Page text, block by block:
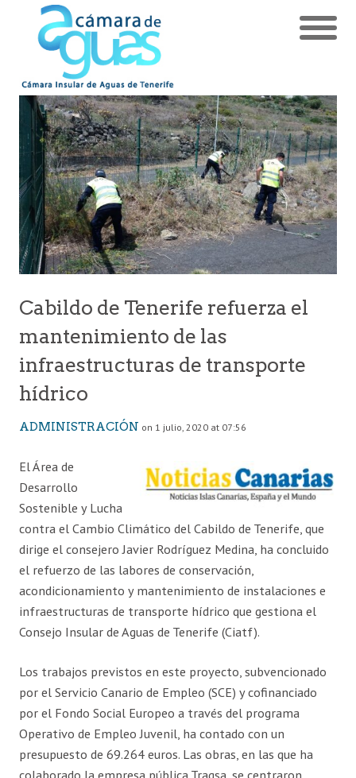
Cabildo de Tenerife refuerza el
mantenimiento de las
infraestructuras de transporte
hídrico
ADMINISTRACIÓN on 1 julio, 2020 at 07:56
El Área de
Desarrollo
Sostenible y Lucha
contra el Cambio Climático del Cabildo de Tenerife, que
dirige el consejero Javier Rodríguez Medina, ha concluido
el refuerzo de las labores de conservación,
acondicionamiento y mantenimiento de instalaciones e
infraestructuras de transporte hídrico que gestiona el
Consejo Insular de Aguas de Tenerife (Ciatf).
Los trabajos previstos en este proyecto, subvencionado
por el Servicio Canario de Empleo (SCE) y cofinanciado
por el Fondo Social Europeo a través del programa
Operativo de Empleo Juvenil, ha contado con un
presupuesto de 69.264 euros. Las obras, en las que ha
colaborado la empresa pública Tragsa, se centraron